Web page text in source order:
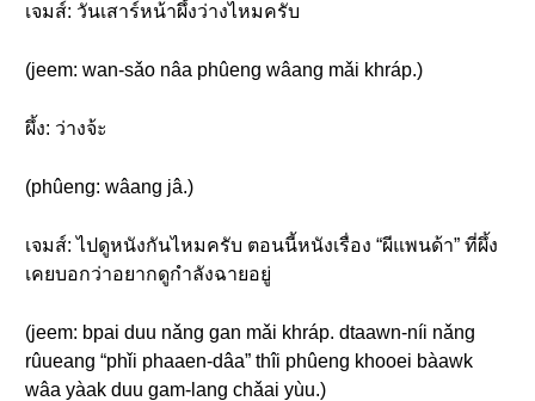
เจมส์: วันเสาร์หน้าผึ้งว่างไหมครับ
(jeem: wan-sǎo nâa phûeng wâang mǎi khráp.)
ผึ้ง: ว่างจ้ะ
(phûeng: wâang jâ.)
เจมส์: ไปดูหนังกันไหมครับ ตอนนี้หนังเรื่อง “ผีแพนด้า” ที่ผึ้ง
เคยบอกว่าอยากดูกำลังฉายอยู่
(jeem: bpai duu nǎng gan mǎi khráp. dtaawn-níi nǎng
rûueang “phǐi phaaen-dâa” thîi phûeng khooei bàawk
wâa yàak duu gam-lang chǎai yùu.)